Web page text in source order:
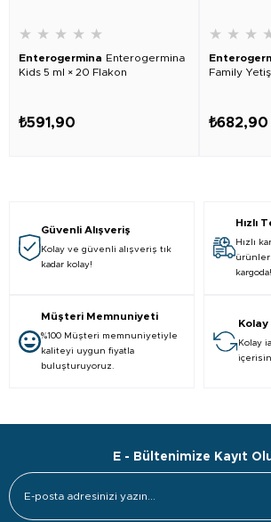
★ ★ ★ ★ ★
Enterogermina Enterogermina
Kids 5 ml × 20 Flakon
₺591,90
★ ★ ★
Family
₺682,90
Güvenli Alışveriş
Kolay ve güvenli alışveriş tık
kadar kolay!
Hızlı
Hızlı
ürünler
kargoda!
Müşteri Memnuniyeti
%100 Müşteri memnuniyetiyle
kaliteyi uygun fiyatla
buluşturuyoruz.
Kolay
Kolay
E - Bültenimize Kayıt